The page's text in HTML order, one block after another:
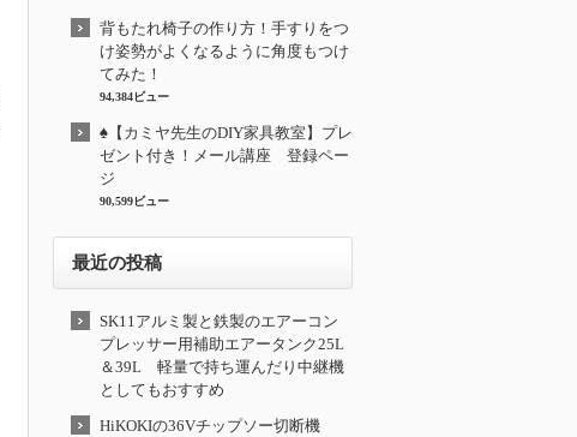
背もたれ椅子の作り方！手すりをつ
け姿勢がよくなるように角度もつけ
てみた！
94,384ビュー
♠【カミヤ先生のDIY家具教室】プレ
ゼント付き！メール講座 登録ペー
ジ
90,599ビュー
最近の投稿
SK11アルミ製と鉄製のエアーコン
プレッサー用補助エアータンク25L
＆39L 軽量で持ち運んだり中継機
としてもおすすめ
HiKOKIの36Vチップソー切断機